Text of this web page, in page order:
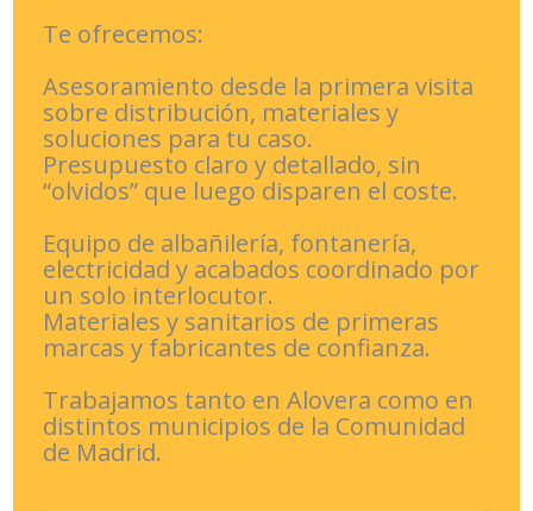
Te ofrecemos:
Asesoramiento desde la primera visita
sobre distribución, materiales y
soluciones para tu caso.
Presupuesto claro y detallado, sin
“olvidos” que luego disparen el coste.
Equipo de albañilería, fontanería,
electricidad y acabados coordinado por
un solo interlocutor.
Materiales y sanitarios de primeras
marcas y fabricantes de confianza.
Trabajamos tanto en Alovera como en
distintos municipios de la Comunidad
de Madrid.